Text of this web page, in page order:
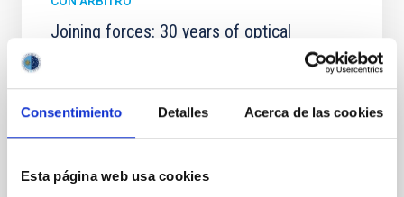
Consentimiento Detalles Acerca de las cookies
Esta página web usa cookies
Joining forces: 30 years of optical
We present extended optical monitoring of the
quadruply-imaged gravitationally lensed quasar QSO
observations from different observatories in both
technique. This technique uses a region far enough